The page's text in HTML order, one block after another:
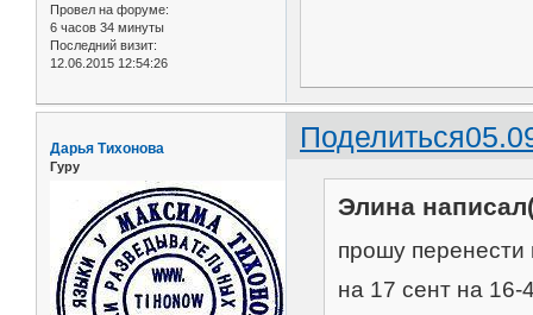
Провел на форуме:
6 часов 34 минуты
Последний визит:
12.06.2015 12:54:26
Поделиться
Дарья Тихонова
Гуру
Элина
прошу перенести
на 17 сент на 16-